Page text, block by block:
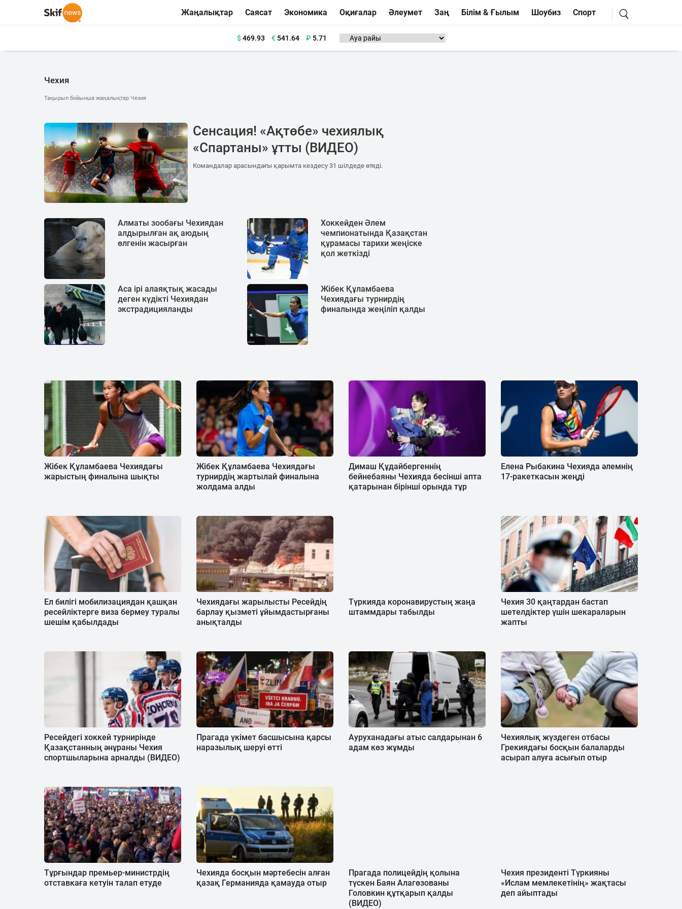
Жаңалықтар Саясат Экономика Оқиғалар Әлеумет Заң Білім & Ғылым Шоубиз Спорт
$469.93 €541.64 ₽ 5.71
Чехия
Тақырып бойынша жаңалықтар Чехия
Сенсация! «Ақтөбе» чехиялық
«Спартаны» ұтты (ВИДЕО)
Командалар арасындағы қарымта кездесу 31 шілдеде өтеді.
Алматы зообағы Чехиядан
алдырылған ақ аюдың
өлгенін жасырған
Хоккейден Әлем
чемпионатында Қазақстан
құрамасы тарихи жеңіске
қол жеткізді
Аса ірі алаяқтық жасады
деген күдікті Чехиядан
экстрадицияланды
Жібек Құламбаева
Чехиядағы турнирдің
финалында жеңіліп қалды
Жібек Құламбаева Чехиядағы
жарыстың финалына шықты
Жібек Құламбаева Чехиядағы
турнирдің жартылай финалына
жолдама алды
Димаш Құдайбергеннің
бейнебаяны Чехияда бесінші апта
қатарынан бірінші орында тұр
Елена Рыбакина Чехияда әлемнің
17-ракеткасын жеңді
Ел билігі мобилизациядан қашқан
ресейліктерге виза бермеу туралы
шешім қабылдады
Чехиядағы жарылысты Ресейдің
барлау қызметі ұйымдастырғаны
анықталды
Түркияда коронавирустың жаңа
штаммдары табылды
Чехия 30 қаңтардан бастап
шетелдіктер үшін шекараларын
жапты
Ресейдегі хоккей турнирінде
Қазақстанның әнұраны Чехия
спортшыларына арналды (ВИДЕО)
Прагада үкімет басшысына қарсы
наразылық шеруі өтті
Ауруханадағы атыс салдарынан 6
адам көз жұмды
Чехиялық жүздеген отбасы
Грекиядағы босқын балаларды
асырап алуға асығып отыр
Тұрғындар премьер-министрдің
отставкаға кетуін талап етуде
Чехияда босқын мәртебесін алған
қазақ Германияда қамауда отыр
Прагада полицейдің қолына
түскен Баян Алагөзованы
Головкин құтқарып қалды
(ВИДЕО)
Чехия президенті Түркияны
«Ислам мемлекетінің» жақтасы
деп айыптады